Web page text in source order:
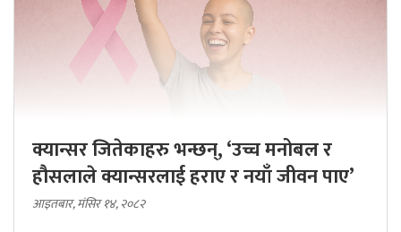
क्यान्सर जितेकाहरु भन्छन्, ‘उच्च मनोबल र
हौसलाले क्यान्सरलाई हराए र नयाँ जीवन पाए’
आइतबार, मंसिर १४, २०८२